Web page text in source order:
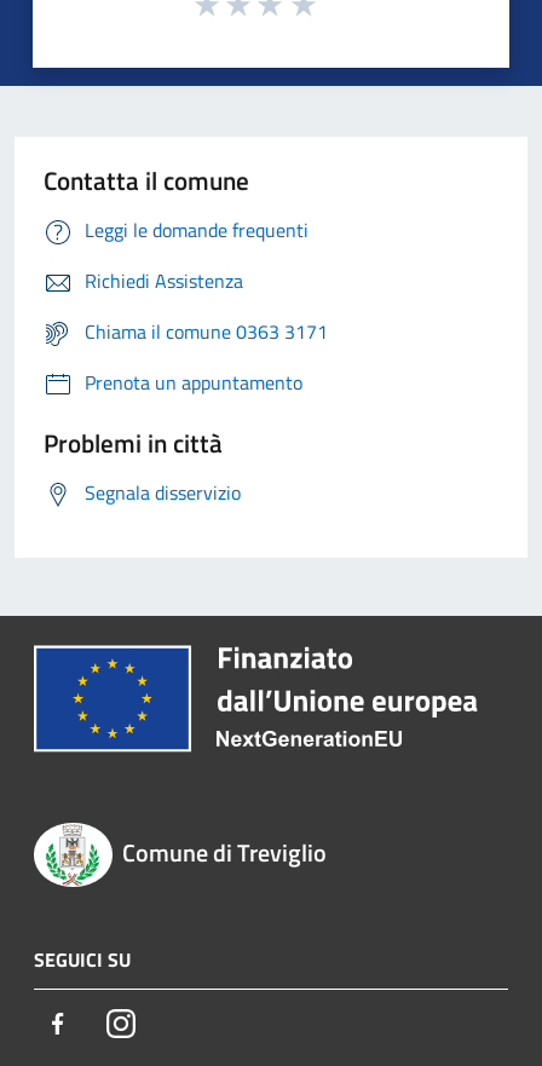
Contatta il comune
Leggi le domande frequenti
Richiedi Assistenza
Chiama il comune 0363 3171
Prenota un appuntamento
Problemi in città
Segnala disservizio
Comune di Treviglio
SEGUICI SU
FacebookInstagram